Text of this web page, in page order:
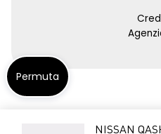
NISSAN
Permuta